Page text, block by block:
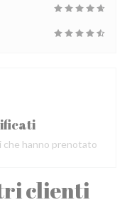
clienti
che hanno prenotato